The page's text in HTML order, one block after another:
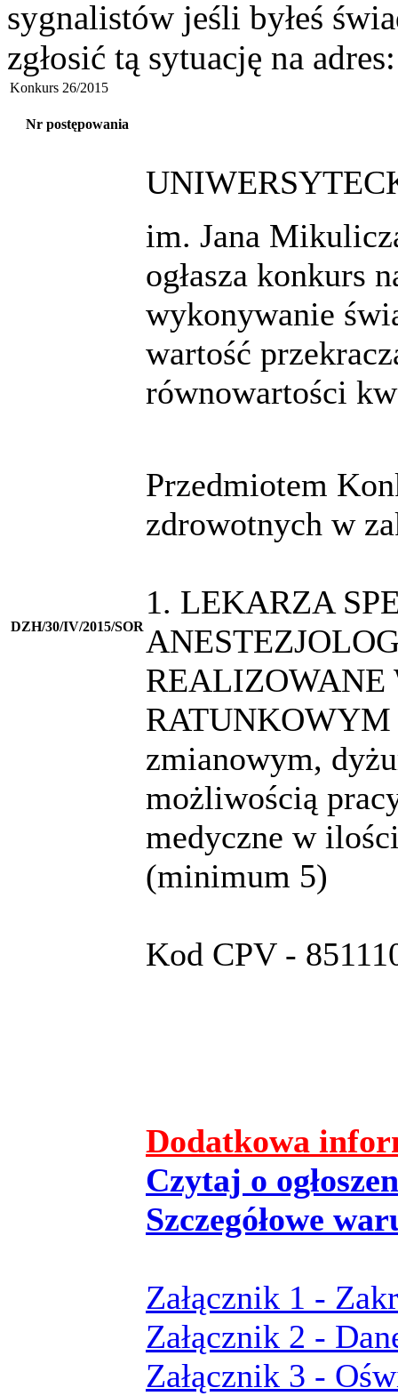
sygnalistów jeśli byłeś
zgłosić tą sytuację na
Konkurs 26/2015
Nr postępowania
DZH/30/IV/2015/SOR
im. Jana
ogłasza konkurs
wykonywanie
wartość
równowartości
Przedmiotem
zdrowotnych w
1. LEKARZA
RATUNKOWYM
zmianowym,
możliwością
medyczne w
(minimum 5)
Kod CPV -
Dodatkowa
Czytaj o
Szczegółowe
Załącznik 1 -
Załącznik 2 -
Załącznik 3 -